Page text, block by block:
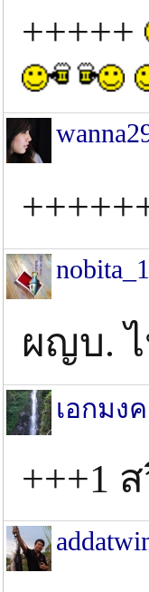
+++++
ผญบ.
เอกมง
+++1